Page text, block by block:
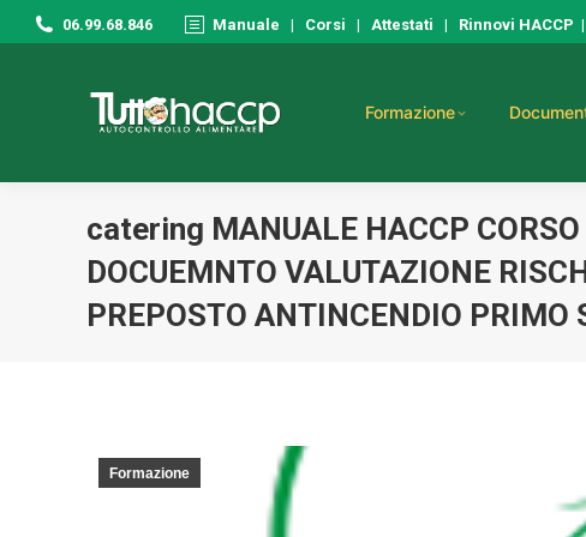
06.99.68.846 Manuale | Corsi | Attestati | Rinnovi HACCP |
Formazione
catering MANUALE HACCP
DOCUEMNTO VALUTAZIONE
PREPOSTO ANTINCENDIO PRIMO
Formazione